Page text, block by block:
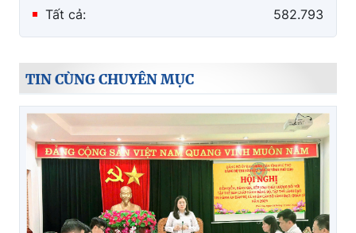
Tất cả: 582.793
TIN CÙNG CHUYÊN MỤC